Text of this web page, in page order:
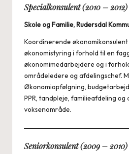
Specialkonsulent (2010 – 2012)
Skole og Familie, Rudersdal
Koordinerende
økonomistyring i forhold til en
økonomimedarbejdere og i
områdeledere og afdelingschef.
Økonomiopfølgning,
PPR, tandpleje, familieafdeling og
voksenområde.
Seniorkonsulent (2009 – 2010)